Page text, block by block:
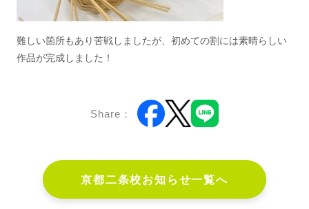
難しい箇所もあり苦戦しましたが、初めての割には素晴らしい
作品が完成しました！
Share：
京都二条校お知らせ一覧へ